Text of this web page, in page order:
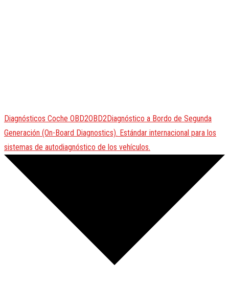
Diagnósticos Coche OBD2OBD2Diagnóstico a Bordo de Segunda
Generación (On-Board Diagnostics). Estándar internacional para los
sistemas de autodiagnóstico de los vehículos.